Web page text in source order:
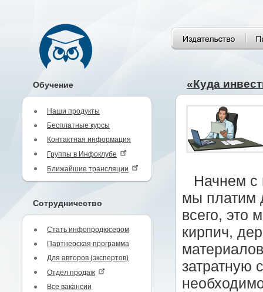
Обучение
Наши продукты
Бесплатные курсы
Контактная информация
Группы в Инфоклубе
Ближайшие трансляции
Сотрудничество
Стать инфопродюсером
Партнерская программа
Для авторов (экспертов)
Отдел продаж
Все вакансии
«Куда
Начнем с
мы платим
всего, это
кирпич,
затратную